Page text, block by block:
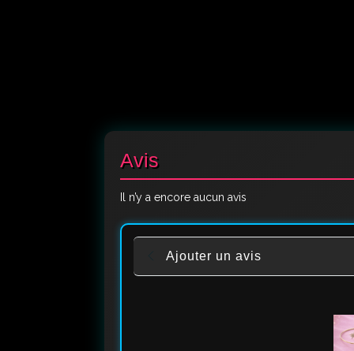
Avis
Il n’y a encore aucun avis
Ajouter un avis